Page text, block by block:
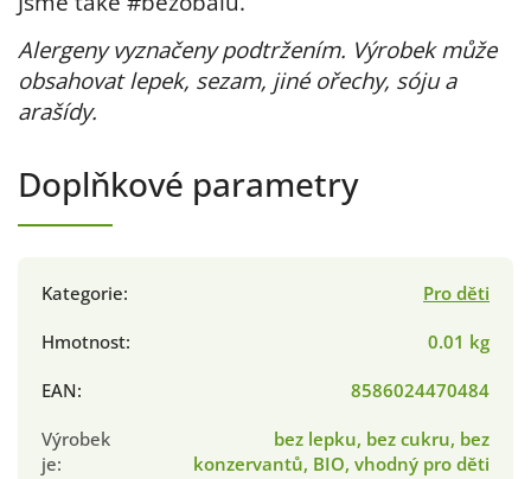
Alergeny vyznačeny podtržením. Výrobek může
obsahovat lepek, sezam, jiné ořechy, sóju a
arašídy.
Doplňkové parametry
Kategorie:
Pro děti
Hmotnost:
0.01 kg
EAN:
8586024470484
Výrobek
je:
bez lepku, bez cukru, bez
konzervantů, BIO, vhodný pro děti